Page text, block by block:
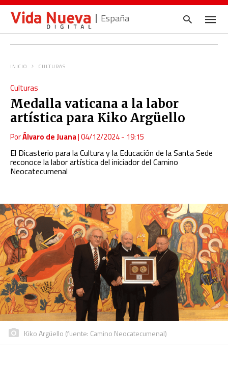
España
INICIO CULTURAS
Culturas
Medalla vaticana a la labor
artística para Kiko Argüello
PorÁlvaro de Juana|04/12/2024 - 19:15
El Dicasterio para la Cultura y la Educación de la Santa Sede
reconoce la labor artística del iniciador del Camino
Neocatecumenal
Kiko Argüello (fuente: Camino Neocatecumenal)